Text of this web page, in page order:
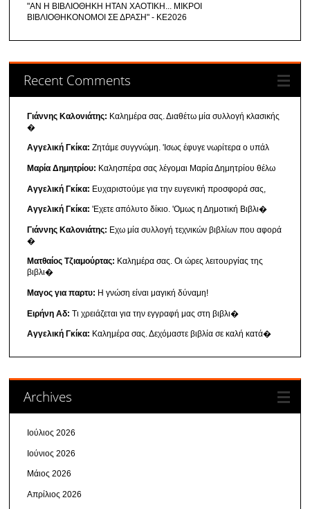
"ΑΝ Η ΒΙΒΛΙΟΘΗΚΗ ΗΤΑΝ ΧΑΟΤΙΚΗ... ΜΙΚΡΟΙ
ΒΙΒΛΙΟΘΗΚΟΝΟΜΟΙ ΣΕ ΔΡΑΣΗ" - ΚΕ2026
Recent Comments
Γιάννης Καλονιάτης: Καλημέρα σας. Διαθέτω μία συλλογή κλασικής
�
Αγγελική Γκίκα: Ζητάμε συγγνώμη. 'Ισως έφυγε νωρίτερα ο υπάλ
Μαρία Δημητρίου: Καλησπέρα σας λέγομαι Μαρία Δημητρίου θέλω
Αγγελική Γκίκα: Ευχαριστούμε για την ευγενική προσφορά σας,
Αγγελική Γκίκα: 'Εχετε απόλυτο δίκιο. 'Ομως η Δημοτική Βιβλι�
Γιάννης Καλονιάτης: Εχω μία συλλογή τεχνικών βιβλίων που αφορά
�
Ματθαίος Τζιαμούρτας: Καλημέρα σας. Οι ώρες λειτουργίας της
βιβλι�
Μαγος για παρτυ: Η γνώση είναι μαγική δύναμη!
Ειρήνη Αδ: Τι χρειάζεται για την εγγραφή μας στη βιβλι�
Αγγελική Γκίκα: Καλημέρα σας. Δεχόμαστε βιβλία σε καλή κατά�
Archives
Ιούλιος 2026
Ιούνιος 2026
Μάιος 2026
Απρίλιος 2026